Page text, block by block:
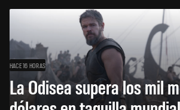
HACE 16 HORAS
La Odisea supera los mil